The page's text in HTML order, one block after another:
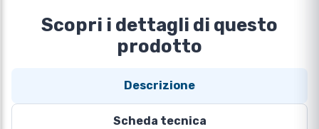
Scopri i dettagli di questo
prodotto
Descrizione
Scheda tecnica